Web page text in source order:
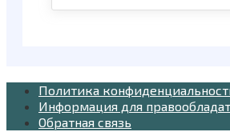
Политика
Информация для
Обратная связь